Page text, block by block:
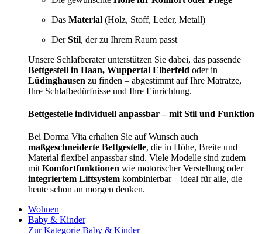
Das Material (Holz, Stoff, Leder, Metall)
DerStil, der zu Ihrem Raum passt
Unsere Schlafberater unterstützen Sie dabei, das passende
Bettgestell in Haan, Wuppertal Elberfeld oder in
Lüdinghausen zu finden – abgestimmt auf Ihre Matratze,
Ihre Schlafbedürfnisse und Ihre Einrichtung.
Bettgestelle individuell anpassbar – mit Stil und Funktion
Bei Dorma Vita erhalten Sie auf Wunsch auch
maßgeschneiderte Bettgestelle, die in Höhe, Breite und
Material flexibel anpassbar sind. Viele Modelle sind zudem
mit Komfortfunktionen wie motorischer Verstellung oder
integriertem Liftsystem kombinierbar – ideal für alle, die
heute schon an morgen denken.
Wohnen
Baby & Kinder
Zur Kategorie Baby & Kinder